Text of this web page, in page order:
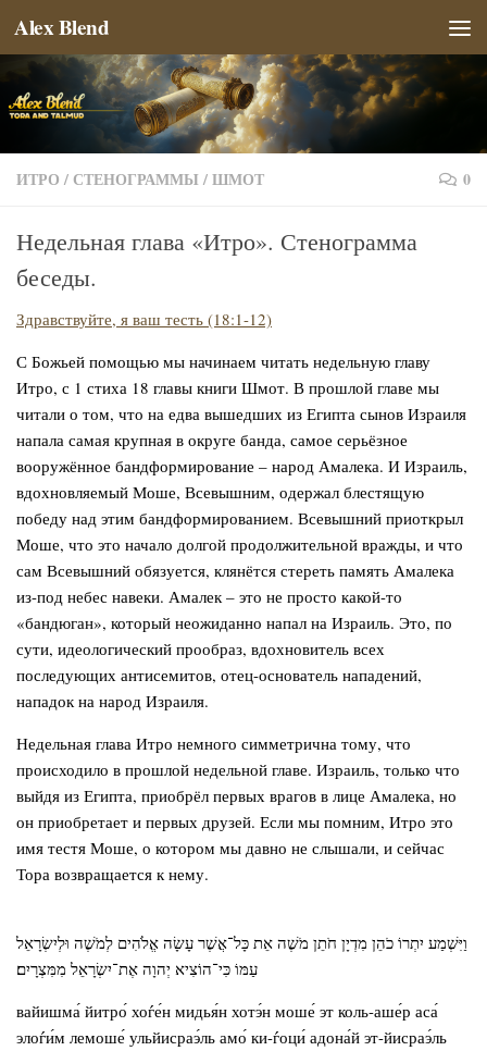
Перейти к содержимому
Alex Blend
ИТРО /СТЕНОГРАММЫ/ШМОТ 0
Недельная глава «Итро». Стенограмма
беседы.
Здравствуйте, я ваш тесть (18:1-12)
С Божьей помощью мы начинаем читать недельную главу
Итро, с 1 стиха 18 главы книги Шмот. В прошлой главе мы
читали о том, что на едва вышедших из Египта сынов Израиля
напала самая крупная в округе банда, самое серьёзное
вооружённое бандформирование – народ Амалека. И Израиль,
вдохновляемый Моше, Всевышним, одержал блестящую
победу над этим бандформированием. Всевышний приоткрыл
Моше, что это начало долгой продолжительной вражды, и что
сам Всевышний обязуется, клянётся стереть память Амалека
из-под небес навеки. Амалек – это не просто какой-то
«бандюган», который неожиданно напал на Израиль. Это, по
сути, идеологический прообраз, вдохновитель всех
последующих антисемитов, отец-основатель нападений,
нападок на народ Израиля.
Недельная глава Итро немного симметрична тому, что
происходило в прошлой недельной главе. Израиль, только что
выйдя из Египта, приобрёл первых врагов в лице Амалека, но
он приобретает и первых друзей. Если мы помним, Итро это
имя тестя Моше, о котором мы давно не слышали, и сейчас
Тора возвращается к нему.
וַיִּשְׁמַע יִתְרוֹ כֹהֵן מִדְיָן חֹתֵן מֹשֶׁה אֵת כָּל־אֲשֶׁר עָשָׂה אֱלֹהִים לְמֹשֶׁה וּלְיִשְׂרָאֵל
עַמּוֹ כִּי־הוֹצִיא יְהוָה אֶת־יִשְׂרָאֵל מִמִּצְרָיִם׃
вайишма́ йитро́ хоѓе́н мидья́н хотэ́н моше́ эт коль-аше́р аса́
элоѓи́м лемоше́ ульйисраэ́ль амо́ ки-ѓоци́ адона́й эт-йисраэ́ль